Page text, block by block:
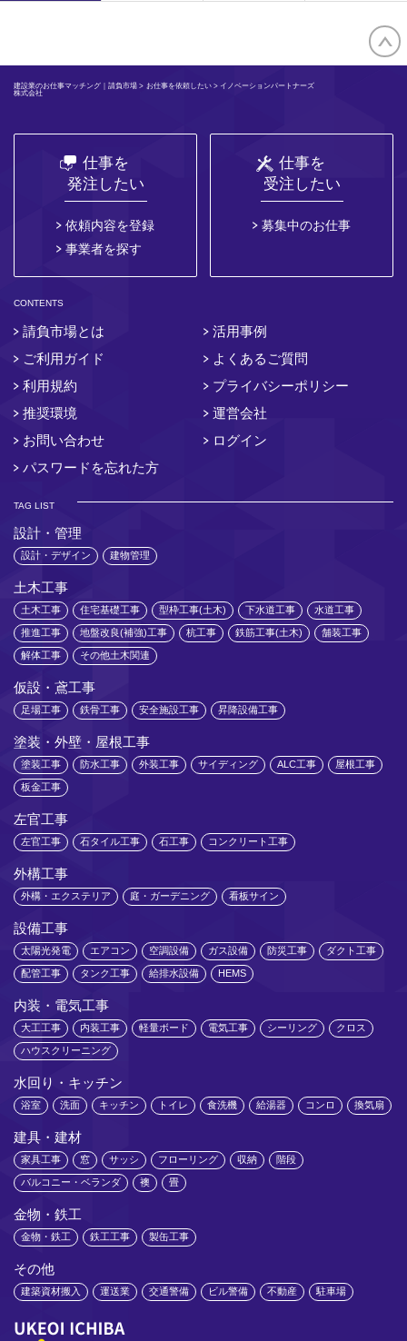
建設業のお仕事マッチング｜請負市場 > お仕事を依頼したい> イノベーションパートナーズ
株式会社
仕事を
発注したい
依頼内容を登録
事業者を探す
仕事を
受注したい
募集中のお仕事
CONTENTS
請負市場とは
活用事例
ご利用ガイド
よくあるご質問
利用規約
プライバシーポリシー
推奨環境
運営会社
お問い合わせ
ログイン
パスワードを忘れた方
TAG LIST
設計・管理
設計・デザイン 建物管理
土木工事
土木工事 住宅基礎工事 型枠工事(土木) 下水道工事 水道工事
推進工事 地盤改良(補強)工事 杭工事 鉄筋工事(土木) 舗装工事
解体工事 その他土木関連
仮設・鳶工事
足場工事 鉄骨工事 安全施設工事 昇降設備工事
塗装・外壁・屋根工事
塗装工事 防水工事 外装工事 サイディング ALC工事 屋根工事
板金工事
左官工事
左官工事 石タイル工事 石工事 コンクリート工事
外構工事
外構・エクステリア 庭・ガーデニング 看板サイン
設備工事
太陽光発電 エアコン 空調設備 ガス設備 防災工事 ダクト工事
配管工事 タンク工事 給排水設備 HEMS
内装・電気工事
大工工事 内装工事 軽量ボード 電気工事 シーリング クロス
ハウスクリーニング
水回り・キッチン
浴室 洗面 キッチン トイレ 食洗機 給湯器 コンロ 換気扇
建具・建材
家具工事 窓 サッシ フローリング 収納 階段
バルコニー・ベランダ 襖 畳
金物・鉄工
金物・鉄工 鉄工工事 製缶工事
その他
建築資材搬入 運送業 交通警備 ビル警備 不動産 駐車場